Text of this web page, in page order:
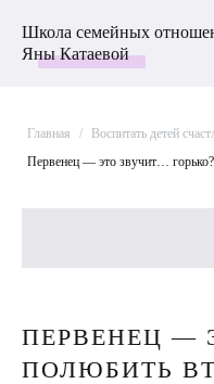
Школа семейных
Яны Катаевой
Главная / Воспитать детей
Первенец — это звучит…
ПЕРВЕНЕЦ —
ПОЛЮБИТЬ
Лучшие статьи